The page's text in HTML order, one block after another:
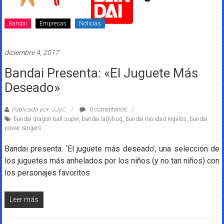
Bandai Empresas Noticias
diciembre 4, 2017
Bandai Presenta: «El Juguete Más
Deseado»
Publicado por: JJyC
0 comentarios
bandai dragon ball super, bandai ladybug, bandai navidad regalos, bandai
power rangers
Bandai presenta: ‘El juguete más deseado’, una selección de
los juguetes más anhelados por los niños (y no tan niños) con
los personajes favoritos
Leer más